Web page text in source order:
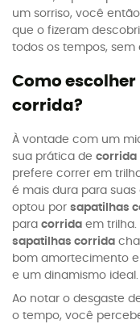
um sorriso, você
que o fizeram
todos os tempos, sem
Como
corrida?
À vontade com um
sua prática de corrida
prefere correr em
é mais dura para
optou por sapatilhas
para corrida em
sapatilhas corrida
bom amortecimento
e um dinamismo ideal.
Ao notar o desgaste
o tempo, você